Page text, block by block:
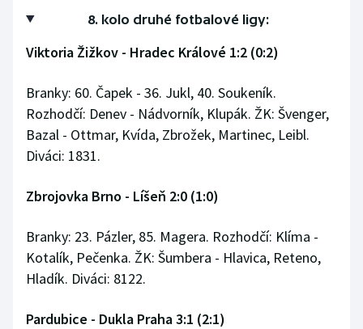
8. kolo druhé fotbalové ligy:
Viktoria Žižkov - Hradec Králové 1:2 (0:2)
Branky: 60. Čapek - 36. Jukl, 40. Soukeník.
Rozhodčí: Denev - Nádvorník, Klupák. ŽK: Švenger,
Bazal - Ottmar, Kvída, Zbrožek, Martinec, Leibl.
Diváci: 1831.
Zbrojovka Brno - Líšeň 2:0 (1:0)
Branky: 23. Pázler, 85. Magera. Rozhodčí: Klíma -
Kotalík, Pečenka. ŽK: Šumbera - Hlavica, Reteno,
Hladík. Diváci: 8122.
Pardubice - Dukla Praha 3:1 (2:1)